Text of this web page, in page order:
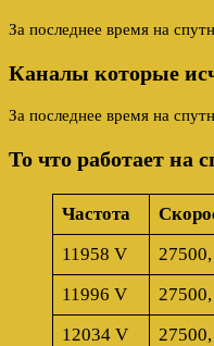
За последнее время на
Каналы которые
За последнее время на
То что работает на
Частота
11958 V
11996 V
12034 V